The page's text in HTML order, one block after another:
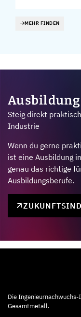
MEHR FINDEN
Steig direkt
Industrie
Wenn du gerne
ist eine Ausbildung
genau das richtige
Ausbildungsberufe.
Die
Gesamtmetall.